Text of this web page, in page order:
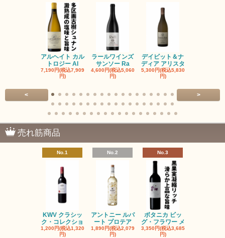
アルヘイト カル
トロジー Al
7,190円(税込7,909
円)
ラールワインズ
サンソー Ra
4,600円(税込5,060
円)
デイビット＆ナ
ディア アリスタ
5,300円(税込5,830
円)
< >
売れ筋商品
No.1
KWV クラシッ
ク・コレクショ
1,200円(税込1,320
円)
No.2
アントニー ルパ
ート プロテア
1,890円(税込2,079
円)
No.3
ボタニカ ビッ
グ・フラワー メ
3,350円(税込3,685
円)